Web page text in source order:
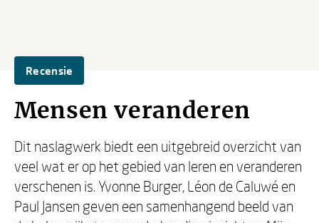
Recensie
Mensen veranderen
Dit naslagwerk biedt een uitgebreid overzicht van
veel wat er op het gebied van leren en veranderen
verschenen is. Yvonne Burger, Léon de Caluwé en
Paul Jansen geven een samenhangend beeld van